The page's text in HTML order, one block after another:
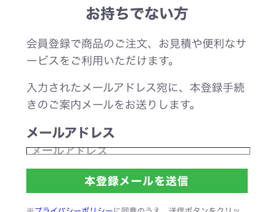
お持ちでない方
会員登録で商品のご注文、お見積や便利なサ
ービスをご利用いただけます。
入力されたメールアドレス宛に、本登録手続
きのご案内メールをお送りします。
メールアドレス